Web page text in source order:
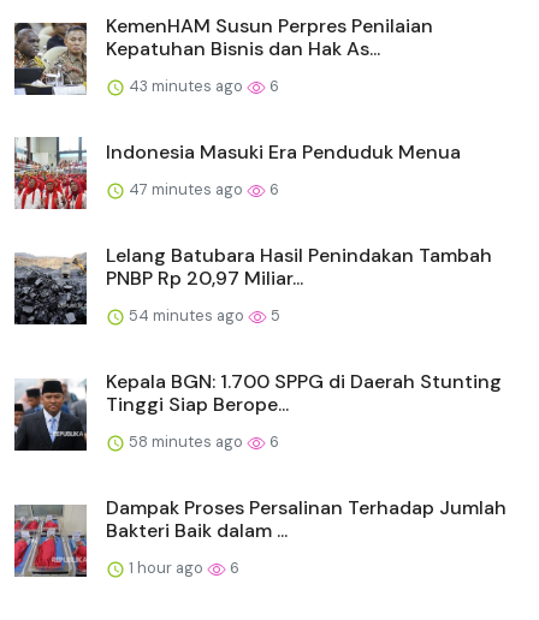
KemenHAM Susun Perpres Penilaian
Kepatuhan Bisnis dan Hak As...
43 minutes ago 6
Indonesia Masuki Era Penduduk Menua
47 minutes ago 6
Lelang Batubara Hasil Penindakan Tambah
PNBP Rp 20,97 Miliar...
54 minutes ago 5
Kepala BGN: 1.700 SPPG di Daerah Stunting
Tinggi Siap Berope...
58 minutes ago 6
Dampak Proses Persalinan Terhadap Jumlah
Bakteri Baik dalam ...
1 hour ago 6